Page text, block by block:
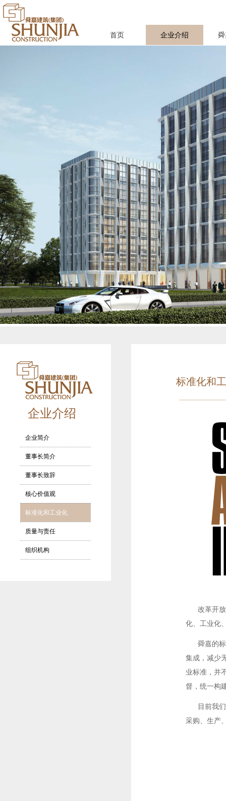
首页 企业介绍
标准化和
改革开放
化、工业化
舜嘉的标
集成，减少
业标准，并
督，统一构
目前我们
采购、生产
企业介绍
企业简介
董事长简介
董事长致辞
核心价值观
标准化和工业化
质量与责任
组织机构